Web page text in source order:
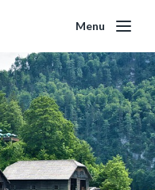
Menu